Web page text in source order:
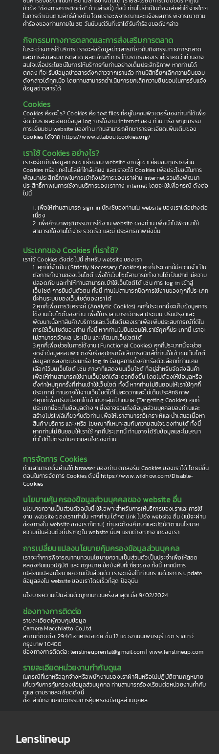
หัวข้อ “ช่องทางการติดต่อ” ด้านล่างนี้) ทั้งนี้ ท่านไม่จำเป็นต้องเสียค่าใช้จ่ายใดๆ
ในการดำเนินตามสิทธิ์ข้างต้น โดยเราจะพิจารณาและแจ้งผลการ พิจารณาตาม
คำร้องของท่านภายใน 30 วันนับแต่วันที่เราได้รับคำร้องขอดังกล่าว
กิจกรรมทางการตลาดและการส่งเสริมการตลาด
ในระหว่างการใช้บริการ เราจะส่งข้อมูลข่าวสารเกี่ยวกับกิจกรรมทางการตลาด
และการส่งเสริมการตลาด ผลิตภัณฑ์ การ ให้บริการของเราที่เราคิดว่าท่านอาจ
สนใจเพื่อประโยชน์ในการให้บริการกับท่านอย่างเต็มประสิทธิภาพ หากท่านได้
ตกลง ที่จะรับข้อมูลข่าวสารดังกล่าวจากเราแล้ว ท่านมีสิทธิ์ยกเลิกความยินยอม
ดังกล่าวได้ทุกเมื่อ โดยท่านสามารถดำเนินการยกเลิกความยินยอมในการรับแจ้ง
ข้อมูลข่าวสารได้
Cookies
Cookies คืออะไร? Cookies คือ text files ที่อยู่ในคอมพิวเตอร์ของท่านที่ใช้เพื่อ
จัดเก็บรายละเอียดข้อมูล log การใช้งาน internet ของ ท่าน หรือ พฤติกรรม
การเยี่ยมชม website ของท่าน ท่านสามารถศึกษารายละเอียดเพิ่มเติมของ
Cookies ได้จาก https://www.allaboutcookies.org/
เราใช้ Cookies อย่างไร?
เราจะจัดเก็บข้อมูลการเขาเยี่ยมชม website จากผู้เขาเยี่ยมชมทุกรายผ่าน
Cookies หรือ เทคโนโลยีที่ใกล้เคียง และเราจะใช้ Cookies เพื่อประโยชน์ในการ
พัฒนาประสิทธิ์ภาพในการเข้าถึงบริการของเราผ่าน internet รวมถึงพัฒนา
ประสิทธิ์ภาพในการใช้งานบริการของเราทาง internet โดยจะใช้เพื่อกรณี ดังต่อ
ไปนี้
1. เพื่อให้ท่านสามารถ sign in บัญชีของท่านใน website ของเราได้อย่างต่อ
เนื่อง
2. เพื่อศึกษาพฤติกรรมการใช้งาน website ของท่าน เพื่อนำไปพัฒนาให้
สามารถใช้งานได้ง่าย รวดเร็ว และมี ประสิทธิภาพยิ่งขึ้น
ประเภทของ Cookies ที่เราใช้?
เราใช้ Cookies ดังต่อไปนี้ สำหรับ website ของเรา
1. คุกกี้ที่จำเป็น (Strictly Necessary Cookies) คุกกี้ประเภทนี้มีความจำเป็น
ต่อการทำงานของเว็บไซต์ เพื่อให้เว็บไซต์สามารถทำงานได้เป็นปกติ มีความ
ปลอดภัย และทำให้ท่านสามารถเข้าใช้เว็บไซต์ได้ เช่น การ log in เข้าสู่
เว็บไซต์ การยืนยันตัวตน ทั้งนี้ ท่านไม่สามารถปิดการใช้งานของคุกกี้ประเภท
นี้ผ่านระบบของเว็บไซต์ของเราได้
2.คุกกี้เพื่อการวิเคราะห์ (Analytic Cookies) คุกกี้ประเภทนี้จะเก็บข้อมูลการ
ใช้งานเว็บไซต์ของท่าน เพื่อให้เราสามารถวัดผล ประเมิน ปรับปรุง และ
พัฒนาเนื้อหาสินค้า/บริการและเว็บไซต์ของเราเพื่อเพิ่มประสบการณ์ที่ดีใน
การใช้เว็บไซต์ของท่าน ทั้งนี้ หากท่านไม่ยินยอมให้เราใช้คุกกี้ประเภทนี้ เราจะ
ไม่สามารถวัดผล ประเมิน และพัฒนาเว็บไซต์ได้
3.คุกกี้เพื่อช่วยในการใช้งาน (Functional Cookies) คุกกี้ประเภทนี้จะช่วย
จดจำข้อมูลคอมพิวเตอร์หรืออุปกรณ์อิเล็กทรอนิกส์ที่ท่านใช้เข้าชมเว็บไซต์
ข้อมูลการลงทะเบียนหรือ log in ข้อมูลการตั้งค่าหรือตัวเลือกที่ท่านเคย
เลือกไว้บนเว็บไซต์ เช่น ภาษาที่แสดงบนเว็บไซต์ ที่อยู่สำหรับจัดส่งสินค้า
เพื่อให้ท่านสามารถใช้งานเว็บไซต์ได้สะดวกยิ่งขึ้น โดยไม่ต้องให้ข้อมูลหรือ
ตั้งค่าใหม่ทุกครั้งที่ท่านเข้าใช้เว็บไซต์ ทั้งนี้ หากท่านไม่ยินยอมให้เราใช้คุกกี้
ประเภทนี้ ท่านอาจใช้งานเว็บไซต์ได้ไม่สะดวกและไม่เต็มประสิทธิภาพ
4.คุกกี้เพื่อปรับเนื้อหาให้เข้ากับกลุ่มเป้าหมาย (Targeting Cookies) คุกกี้
ประเภทนี้จะเก็บข้อมูลต่าง ๆ ซึ่งอาจรวมถึงข้อมูลส่วนบุคคลของท่านและ
สร้างโปรไฟล์เกี่ยวกับตัวท่าน เพื่อให้เราสามารถวิเคราะห์และนำเสนอเนื้อหา
สินค้า/บริการ และ/หรือ โฆษณาที่เหมาะสมกับความสนใจของท่านได้ ทั้งนี้
หากท่านไม่ยินยอมให้เราใช้ คุกกี้ประเภทนี้ ท่านอาจได้รับข้อมูลและโฆษณา
ทั่วไปที่ไม่ตรงกับความสนใจของท่าน
การจัดการ Cookies
ท่านสามารถตั้งค่ามิให้ browser ของท่าน ตกลงรับ Cookies ของเราได้ โดยมีขั้น
ตอนในการจัดการ Cookies ดังนี้ https://www.wikihow.com/Disable-
Cookies
นโยบายคุ้มครองข้อมูลส่วนบุคคลของ website อื่น
นโยบายความเป็นส่วนตัวฉบับนี้ ใช้เฉพาะสำหรับการให้บริการของเราและการใช้
งาน website ของเราเท่านั้น หากท่าน ได้กด link ไปยัง website อื่น (แม้จะผ่าน
ช่องทางใน website ของเราก็ตาม) ท่านจะต้องศึกษาและปฏิบัติตามนโยบาย
ความเป็นส่วนตัวที่ปรากฏใน website นั้นๆ แยกต่างหากจากของเรา
การเปลี่ยนแปลงนโยบายคุ้มครองข้อมูลส่วนบุคคล
เราจะทำการพิจารณาทบทวนนโยบายความเป็นส่วนตัวเป็นประจำเพื่อให้สอด
คลองกับแนวปฏิบัติ และ กฎหมาย ข้อบังคับที่เกี่ยวของ ทั้งนี้ หากมีการ
เปลี่ยนแปลงนโยบายความเป็นส่วนตัว เราจะแจ้งให้ท่านทราบด้วยการ update
ข้อมูลลงใน website ของเราโดยเร็วที่สุด ปัจจุบัน
นโยบายความเป็นส่วนตัวถูกทบทวนครั้งลาสุดเมื่อ 9/02/2024
ช่องทางการติดต่อ
รายละเอียดผู้ควบคุมข้อมูล
Camera Macchiatto Co.,ltd.
สถานที่ติดต่อ: 294/1 อาคารเอเชีย ชั้น 12 แขวงถนนเพชรบุรี เขต ราชเทวี
กรุงเทพ 10400
ช่องทางการติดต่อ: lenslineuprental@gmail.com | www.lenslineup.com
รายละเอียดหน่วยงานกำกับดูแล
ในกรณีที่เราหรือลูกจ้างหรือพนักงานของเราฝ่าฝืนหรือไม่ปฏิบัติตามกฎหมาย
เกี่ยวกับการคุ้มครองข้อมูลส่วนบุคคล ท่านสามารถร้องเรียนต่อหน่วยงานกำกับ
ดูแล ตามรายละเอียดดังนี้
ชื่อ: สำนักงานคณะกรรมการคุ้มครองข้อมูลส่วนบุคคล
Lenslineup